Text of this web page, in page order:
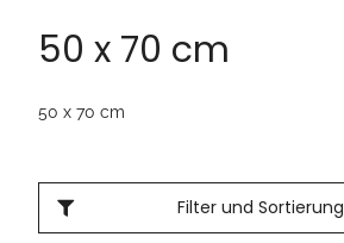
50 x 70 cm
50 x 70 cm
Filter und Sortierung